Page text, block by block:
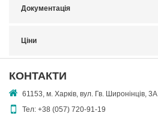
Документація
Ціни
КОНТАКТИ
61153, м. Харків, вул. Гв. Широнінців, 3А
Тел: +38 (057) 720-91-19